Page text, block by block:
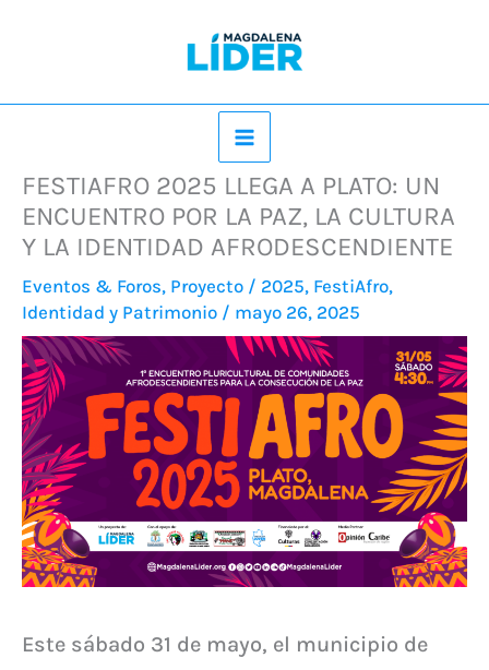
FESTIAFRO 2025 LLEGA A PLATO: UN
ENCUENTRO POR LA PAZ, LA CULTURA
Y LA IDENTIDAD AFRODESCENDIENTE
Eventos & Foros, Proyecto / 2025, FestiAfro,
Identidad y Patrimonio / mayo 26, 2025
Este sábado 31 de mayo, el municipio de